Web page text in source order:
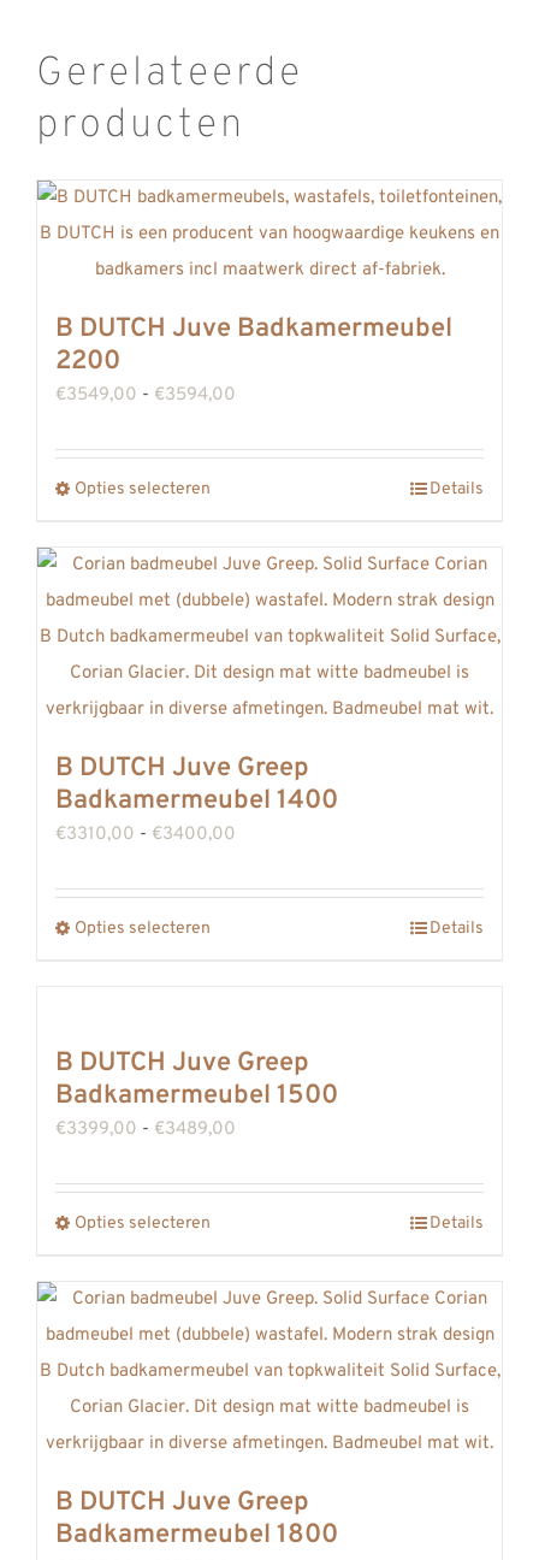
Gerelateerde
producten
B DUTCH Juve Badkamermeubel
2200
€3549,00 - €3594,00
tot
Opties selecteren
heeft
meerdere
variaties.
Deze
optie
gekozen
de
Details
B DUTCH Juve Greep
Badkamermeubel 1400
€3310,00 - €3400,00
tot
Opties selecteren
variaties.
kan
op
de
productpagina
Details
B DUTCH Juve Greep
Badkamermeubel 1500
€3399,00 - €3489,00
tot
Opties selecteren
heeft
meerdere
variaties.
Deze
optie
gekozen
Details
B DUTCH Juve Greep
Badkamermeubel 1800